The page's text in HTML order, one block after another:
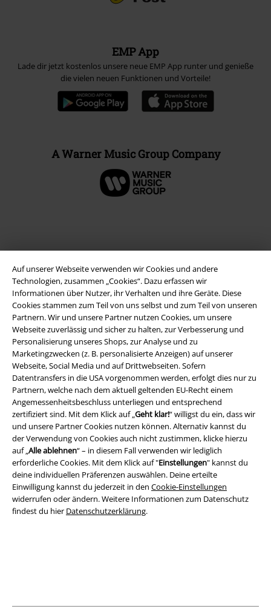
Auf unserer Webseite verwenden wir Cookies und andere
Technologien, zusammen „Cookies“. Dazu erfassen wir
Informationen über Nutzer, ihr Verhalten und ihre Geräte. Diese
Cookies stammen zum Teil von uns selbst und zum Teil von unseren
Partnern. Wir und unsere Partner nutzen Cookies, um unsere
Webseite zuverlässig und sicher zu halten, zur Verbesserung und
Personalisierung unseres Shops, zur Analyse und zu
Marketingzwecken (z. B. personalisierte Anzeigen) auf unserer
Webseite, Social Media und auf Drittwebseiten. Sofern
Datentransfers in die USA vorgenommen werden, erfolgt dies nur zu
Partnern, welche nach dem aktuell geltenden EU-Recht einem
Angemessenheitsbeschluss unterliegen und entsprechend
zertifiziert sind. Mit dem Klick auf „Geht klar!“ willigst du ein, dass wir
und unsere Partner Cookies nutzen können. Alternativ kannst du
der Verwendung von Cookies auch nicht zustimmen, klicke hierzu
auf „Alle ablehnen“ – in diesem Fall verwenden wir lediglich
erforderliche Cookies. Mit dem Klick auf "Einstellungen" kannst du
deine individuellen Präferenzen auswählen. Deine erteilte
Einwilligung kannst du jederzeit in den Cookie-Einstellungen
widerrufen oder ändern. Weitere Informationen zum Datenschutz
findest du hier Datenschutzerklärung.
EMP App
Lade dir jetzt kostenlos unsere neue EMP App runter und genieße
die vielen neuen Funktionen und Vorteile!
A Warner Music Group Company
Rechtliches
AGB
Impressum
Datenschutz
Entsorgung und Umweltschutz
Konformitätserklärung
Information zur Barrierefreiheit
Cookie-Einstellungen